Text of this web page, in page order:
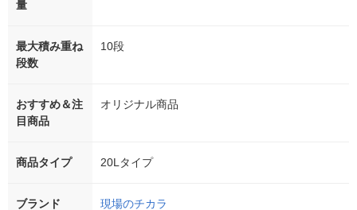
量
最大積み重ね
段数
10段
おすすめ＆注
目商品
オリジナル商品
商品タイプ 20Lタイプ
ブランド 現場のチカラ